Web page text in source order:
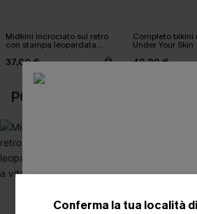
Midkini incrociato sul retro
con stampa leopardata
37,00 €
Completo bikini
Under Your Skin
40,00 €
POTREBBE INTERESSARTI
Conferma la tua località